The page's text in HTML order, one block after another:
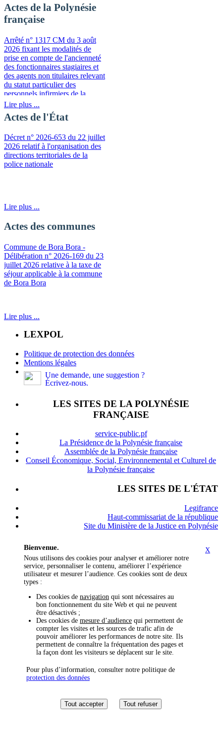
Actes de la Polynésie
française
Arrêté n° 1317 CM du 3 août
2026 fixant les modalités de
prise en compte de l'ancienneté
des fonctionnaires stagiaires et
des agents non titulaires relevant
du statut particulier des
personnels infirmiers de la
fonction publique de la
Polynésie française
Lire plus ...
Actes de l'État
Décret n° 2026-653 du 22 juillet
2026 relatif à l'organisation des
directions territoriales de la
police nationale
Lire plus ...
Actes des communes
Commune de Bora Bora -
Délibération n° 2026-169 du 23
juillet 2026 relative à la taxe de
séjour applicable à la commune
de Bora Bora
Lire plus ...
LEXPOL
Politique de protection des données
Mentions légales
Une demande, une suggestion ?
Écrivez-nous.
LES SITES DE LA POLYNÉSIE
FRANÇAISE
service-public.pf
La Présidence de la Polynésie française
Assemblée de la Polynésie française
Conseil Économique, Social, Environnemental et Culturel de
la Polynésie française
LES SITES DE L'ÉTAT
Legifrance
Haut-commissariat de la république
Site du Ministère de la Justice en Polynésie
X
Bienvenue.
Nous utilisons des cookies pour analyser et améliorer notre
service, personnaliser le contenu, améliorer l’expérience
utilisateur et mesurer l’audience. Ces cookies sont de deux
types :
Des cookies de navigation qui sont nécessaires au
bon fonctionnement du site Web et qui ne peuvent
être désactivés ;
Des cookies de mesure d’audience qui permettent de
compter les visites et les sources de trafic afin de
pouvoir améliorer les performances de notre site. Ils
permettent de connaître la fréquentation des pages et
la façon dont les visiteurs se déplacent sur le site.
Pour plus d’information, consulter notre politique de
protection des données
Tout accepter Tout refuser